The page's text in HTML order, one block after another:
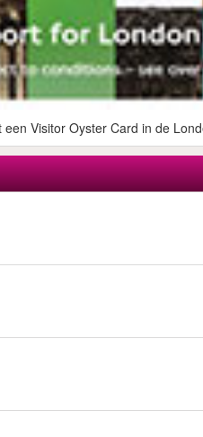
Visitor Oyster Card in de